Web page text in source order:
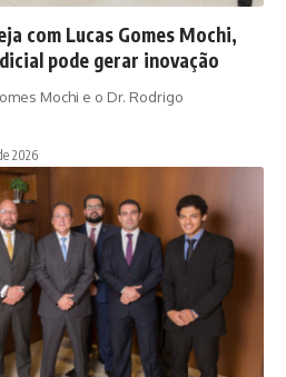
com Lucas Gomes Mochi,
pode gerar inovação
Mochi e o Dr. Rodrigo
2026